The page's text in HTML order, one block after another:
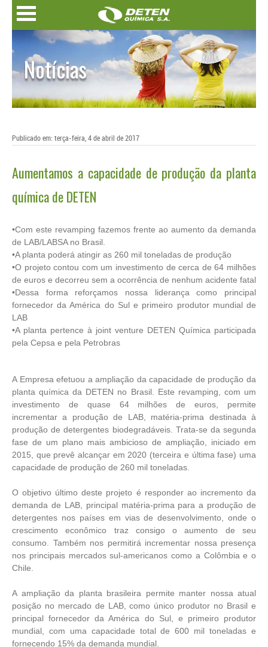
Notícias
Publicado em: terça-feira, 4 de abril de 2017
Aumentamos a capacidade de produção da planta
química de DETEN
•Com este revamping fazemos frente ao aumento da demanda
de LAB/LABSA no Brasil.
•A planta poderá atingir as 260 mil toneladas de produção
•O projeto contou com um investimento de cerca de 64 milhões
de euros e decorreu sem a ocorrência de nenhum acidente fatal
•Dessa forma reforçamos nossa liderança como principal
fornecedor da América do Sul e primeiro produtor mundial de
LAB
•A planta pertence à joint venture DETEN Química participada
pela Cepsa e pela Petrobras
A Empresa efetuou a ampliação da capacidade de produção da
planta química da DETEN no Brasil. Este revamping, com um
investimento de quase 64 milhões de euros, permite
incrementar a produção de LAB, matéria-prima destinada à
produção de detergentes biodegradáveis. Trata-se da segunda
fase de um plano mais ambicioso de ampliação, iniciado em
2015, que prevê alcançar em 2020 (terceira e última fase) uma
capacidade de produção de 260 mil toneladas.
O objetivo último deste projeto é responder ao incremento da
demanda de LAB, principal matéria-prima para a produção de
detergentes nos países em vias de desenvolvimento, onde o
crescimento econômico traz consigo o aumento de seu
consumo. Também nos permitirá incrementar nossa presença
nos principais mercados sul-americanos como a Colômbia e o
Chile.
A ampliação da planta brasileira permite manter nossa atual
posição no mercado de LAB, como único produtor no Brasil e
principal fornecedor da América do Sul, e primeiro produtor
mundial, com uma capacidade total de 600 mil toneladas e
fornecendo 15% da demanda mundial.